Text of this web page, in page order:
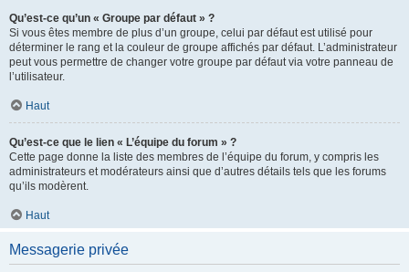
Qu’est-ce qu’un « Groupe par défaut » ?
Si vous êtes membre de plus d’un groupe, celui par défaut est utilisé pour
déterminer le rang et la couleur de groupe affichés par défaut. L’administrateur
peut vous permettre de changer votre groupe par défaut via votre panneau de
l’utilisateur.
Haut
Qu’est-ce que le lien « L’équipe du forum » ?
Cette page donne la liste des membres de l’équipe du forum, y compris les
administrateurs et modérateurs ainsi que d’autres détails tels que les forums
qu’ils modèrent.
Haut
Messagerie privée